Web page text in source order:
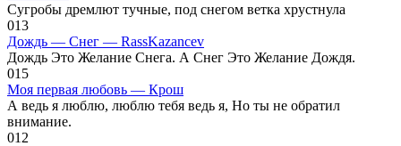
Сугробы дремлют тучные, под снегом ветка хрустнула
013
Дождь — Снег — RassKazancev
Дождь Это Желание Снега. А Снег Это Желание Дождя.
015
Моя первая любовь — Крош
А ведь я люблю, люблю тебя ведь я, Но ты не обратил
внимание.
012